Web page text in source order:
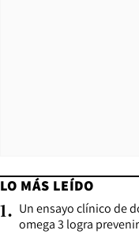
LO MÁS LEÍDO
1. Un ensayo clínico de
omega 3 logra